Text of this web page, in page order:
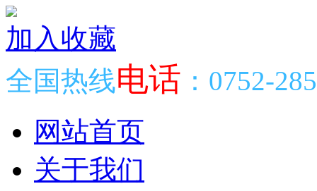
加入收藏
全国热线电话 ：0752-
网站首页
关于我们